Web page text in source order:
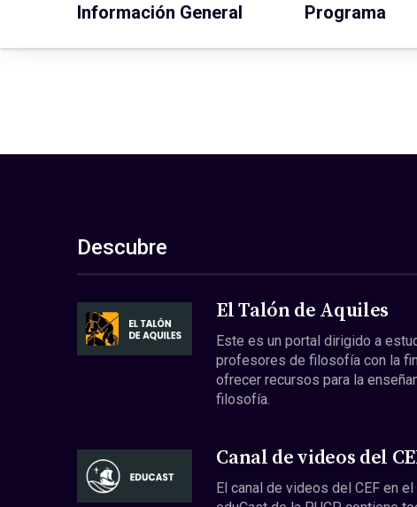
Información General Programa
Descubre
El Talón de Aquiles
Este es un portal dirigido a
profesores de filosofía con la
ofrecer recursos para la
filosofía.
Canal de videos del
El canal de videos del CEF en